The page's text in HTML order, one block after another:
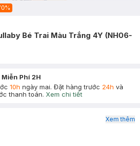
%
Bé Trai Màu Trắng 4Y (NH06-
Phí 2H
10h ngày mai. Đặt hàng trước 24h và
thanh toán. Xem chi tiết
Xem thêm